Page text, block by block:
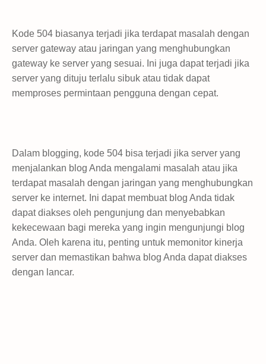
Kode 504 biasanya terjadi jika terdapat masalah dengan
server gateway atau jaringan yang menghubungkan
gateway ke server yang sesuai. Ini juga dapat terjadi jika
server yang dituju terlalu sibuk atau tidak dapat
memproses permintaan pengguna dengan cepat.
Dalam blogging, kode 504 bisa terjadi jika server yang
menjalankan blog Anda mengalami masalah atau jika
terdapat masalah dengan jaringan yang menghubungkan
server ke internet. Ini dapat membuat blog Anda tidak
dapat diakses oleh pengunjung dan menyebabkan
kekecewaan bagi mereka yang ingin mengunjungi blog
Anda. Oleh karena itu, penting untuk memonitor kinerja
server dan memastikan bahwa blog Anda dapat diakses
dengan lancar.